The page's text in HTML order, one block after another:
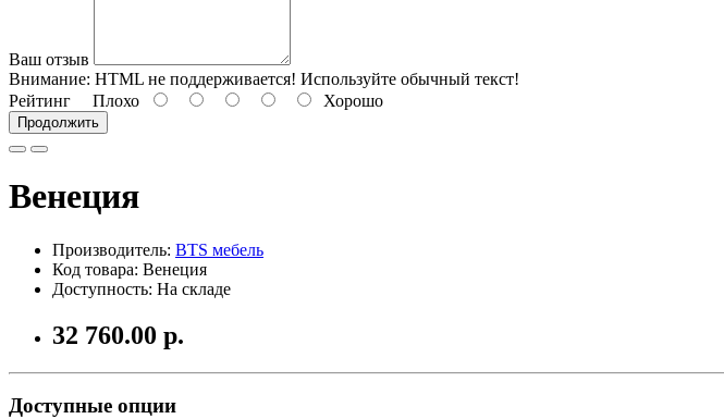
Ваш отзыв
Внимание: HTML не поддерживается! Используйте обычный текст!
Рейтинг Плохо Хорошо
Продолжить
Венеция
Производитель: BTS мебель
Код товара: Венеция
Доступность: На складе
32 760.00 р.
Доступные опции